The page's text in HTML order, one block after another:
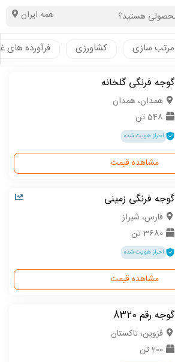
همه ایران
مرتب سازی کشاورزی فرآورده های
گوجه فرنگی گلخانه
همدان، همدان
548 تن
احراز هویت شده
مشاهده قیمت
گوجه فرنگی زمینی
فارس، شیراز
3680 تن
احراز هویت شده
مشاهده قیمت
گوجه رقم 8320
قزوین، تاکستان
200 تن